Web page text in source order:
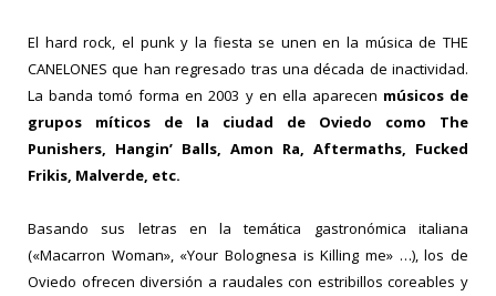
El hard rock, el punk y la fiesta se unen en la música de THE
CANELONES que han regresado tras una década de inactividad.
La banda tomó forma en 2003 y en ella aparecen músicos de
grupos míticos de la ciudad de Oviedo como The
Punishers, Hangin’ Balls, Amon Ra, Aftermaths, Fucked
Frikis, Malverde, etc.
Basando sus letras en la temática gastronómica italiana
(«Macarron Woman», «Your Bolognesa is Killing me» …), los de
Oviedo ofrecen diversión a raudales con estribillos coreables y